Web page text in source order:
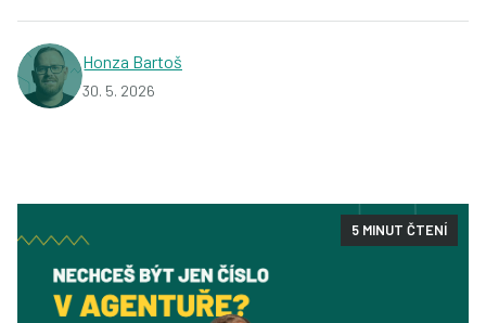
Honza Bartoš
30. 5. 2026
5 MINUT ČTENÍ